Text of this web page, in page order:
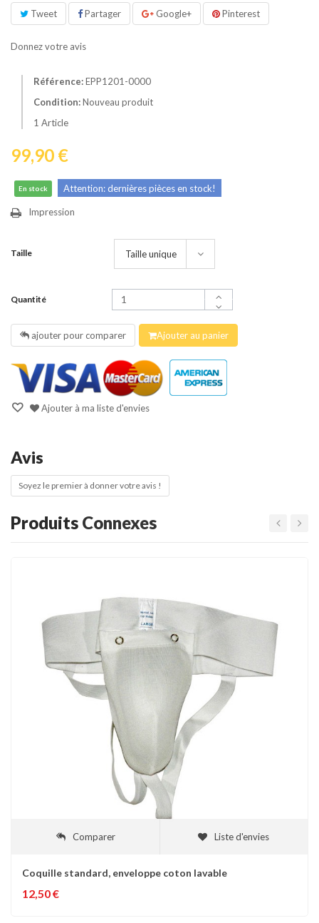
Tweet Partager Google+ Pinterest
Donnez votre avis
Référence:EPP1201-0000
Condition:Nouveau produit
1 Article
99,90 €
En stock Attention: dernières pièces en stock!
Impression
Taille
Quantité
ajouter pour comparer Ajouter au panier
Ajouter à ma liste d'envies
Avis
Soyez le premier à donner votre avis !
Produits Connexes
Comparer Liste d'envies
Coquille standard, enveloppe coton lavable
12,50 €